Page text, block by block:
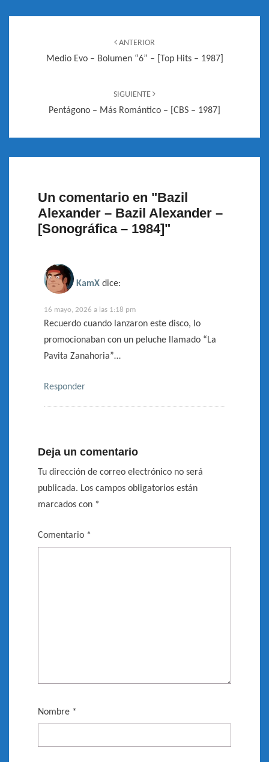
entradas
ANTERIOR
Medio Evo – Bolumen “6” – [Top Hits – 1987]
SIGUIENTE
Pentágono – Más Romántico – [CBS – 1987]
Un comentario en "Bazil
Alexander – Bazil Alexander –
[Sonográfica – 1984]"
KamX dice:
16 mayo, 2026 a las 1:18 pm
Recuerdo cuando lanzaron este disco, lo
promocionaban con un peluche llamado “La
Pavita Zanahoria”…
Responder
Deja un comentario
Tu dirección de correo electrónico no será
publicada. Los campos obligatorios están
marcados con *
Comentario *
Nombre *